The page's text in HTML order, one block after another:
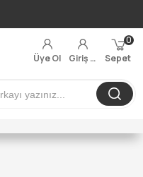
Üye Ol Giriş Yap Sepet
0